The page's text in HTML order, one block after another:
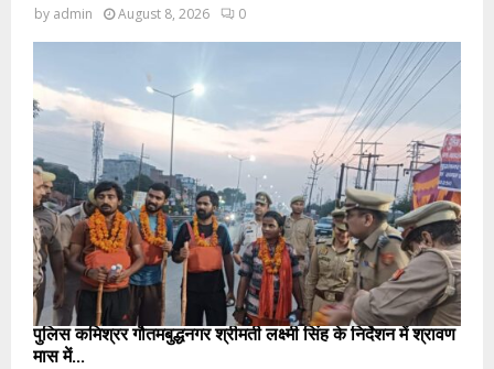
by admin August 8, 2026 0
पुलिस कमिश्रर गौतमबुद्धनगर श्रीमती लक्ष्मी सिंह के निर्देशन में श्रावण
मास में...